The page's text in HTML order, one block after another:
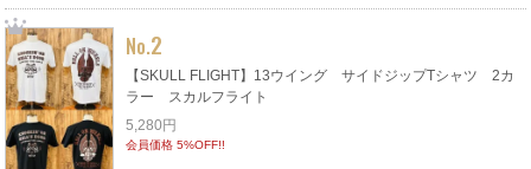
No.2
【SKULL FLIGHT】13ウイング サイドジップTシャツ 2カ
ラー スカルフライト
5,280円
会員価格 5%OFF!!